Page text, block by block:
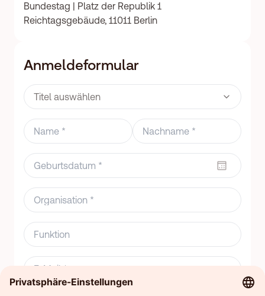
Bundestag | Platz der Republik 1
Reichtagsgebäude, 11011 Berlin
Anmeldeformular